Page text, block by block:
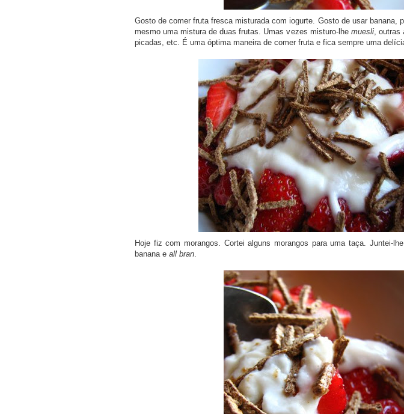
Gosto de comer fruta fresca misturada com iogurte. Gosto de usar banana,
mesmo uma mistura de duas frutas. Umas vezes misturo-lhe muesli, outras
picadas, etc. É uma óptima maneira de comer fruta e fica sempre uma
Hoje fiz com morangos. Cortei alguns morangos para uma taça. Juntei-
banana e all bran.